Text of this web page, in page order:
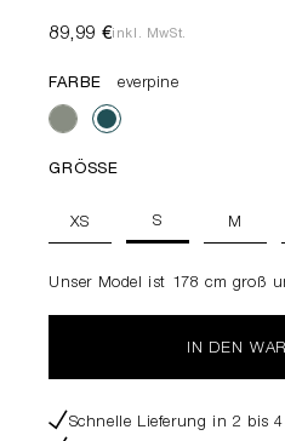
89,99 €inkl. MwSt.
FARBE everpine
GRÖSSE
XS S M
Unser Model ist 178 cm groß
IN DEN
Schnelle Lieferung in 2 bis